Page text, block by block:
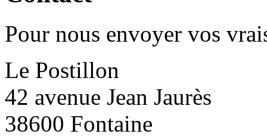
Pour nous envoyer vos
Le Postillon
42 avenue Jean Jaurès
38600 Fontaine